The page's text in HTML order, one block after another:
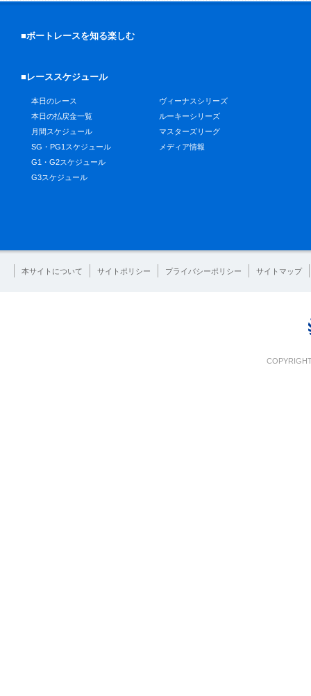
■ボートレースを知る楽しむ
■レーススケジュール
本日のレース
本日の払戻金一覧
月間スケジュール
SG・PG1スケジュール
G1・G2スケジュール
G3スケジュール
ヴィーナスシリーズ
ルーキーシリーズ
マスターズリーグ
メディア情報
本サイトについて サイトポリシー プライバシーポリシー サイトマップ